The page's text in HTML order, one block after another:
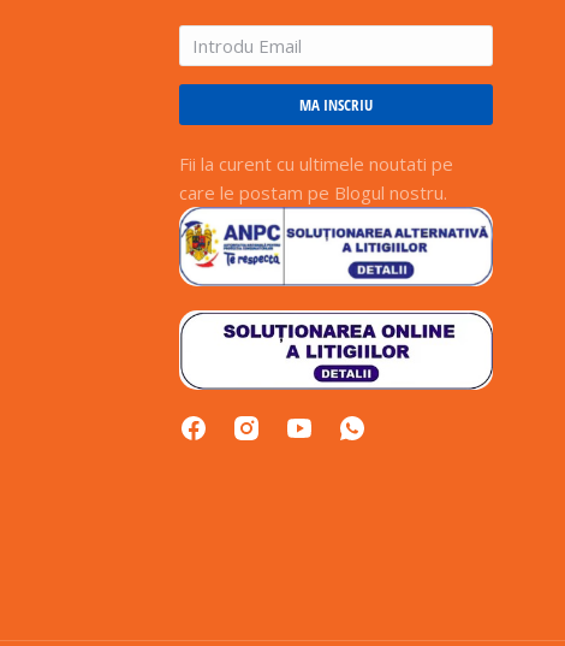
MA INSCRIU
Fii la curent cu ultimele noutati pe
care le postam pe Blogul nostru.